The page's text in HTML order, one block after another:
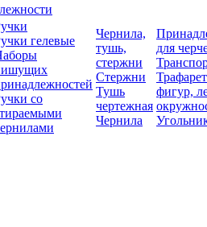
гелевые
со
Чернила,
тушь,
стержни
Стержни
Тушь
чертежная
Чернила
для
фигур,